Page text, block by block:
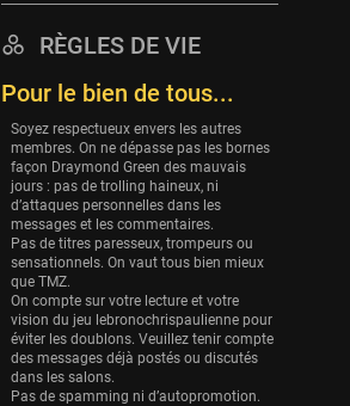
Washington Wizards
29 sessions
Portland Trail Blazers
Eurobasket
25 sessions
Detroit Pistons
25 sessions
Brooklyn Nets
24 sessions
Sacramento Kings
24 sessions
RÈGLES DE VIE
Pour le bien de tous...
Soyez respectueux envers les autres
membres. On ne dépasse pas les bornes
façon Draymond Green des mauvais
jours : pas de trolling haineux, ni
d’attaques personnelles dans les
messages et les commentaires.
Pas de titres paresseux, trompeurs ou
sensationnels. On vaut tous bien mieux
que TMZ.
On compte sur votre lecture et votre
vision du jeu lebronochrispaulienne pour
éviter les doublons. Veuillez tenir compte
des messages déjà postés ou discutés
dans les salons.
Pas de spamming ni d’autopromotion.